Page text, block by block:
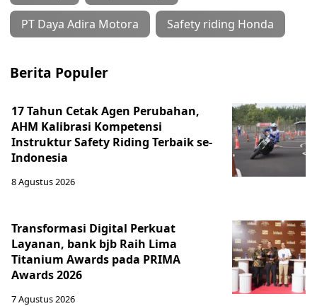
PT Daya Adira Motora Safety riding Honda
Berita Populer
17 Tahun Cetak Agen Perubahan,
AHM Kalibrasi Kompetensi
Instruktur Safety Riding Terbaik se-
Indonesia
8 Agustus 2026
Transformasi Digital Perkuat
Layanan, bank bjb Raih Lima
Titanium Awards pada PRIMA
Awards 2026
7 Agustus 2026